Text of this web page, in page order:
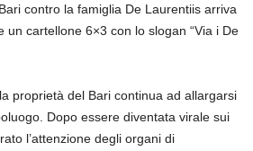
contro la famiglia De Laurentiis arriva
un cartellone 6×3 con lo slogan “Via i De
proprietà del Bari continua ad allargarsi
Dopo essere diventata virale sui
l’attenzione degli organi di